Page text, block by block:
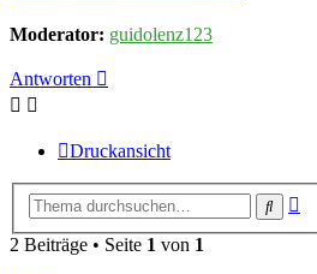
Moderator: guidolenz123
Antworten
Druckansicht
Suche
2 Beiträge • Seite 1 von 1